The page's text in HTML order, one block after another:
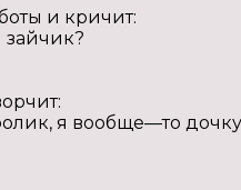
и кричит:
я вообще—то дочку